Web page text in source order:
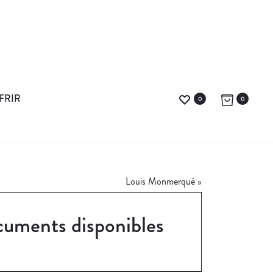
0 0
Louis Monmerqué »
disponibles